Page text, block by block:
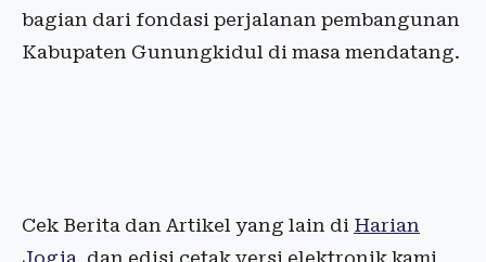
bagian dari fondasi perjalanan pembangunan
Kabupaten Gunungkidul di masa mendatang.
Cek Berita dan Artikel yang lain di Harian